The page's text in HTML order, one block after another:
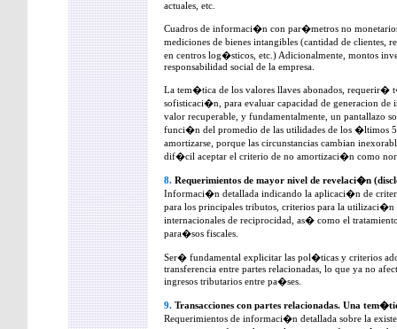
actuales, etc.
Cuadros de informaci�n con par�metros no
mediciones de bienes intangibles (cantidad de clientes,
en centros log�sticos, etc.) Adicionalmente, montos
responsabilidad social de la empresa.
La tem�tica de los valores llaves abonados, requerir�
sofisticaci�n, para evaluar capacidad de generacion de
valor recuperable, y fundamentalmente, un pantallazo
funci�n del promedio de las utilidades de los �ltimos
amortizarse, porque las circunstancias cambian
dif�cil aceptar el criterio de no amortizaci�n como
8. Requerimientos de mayor nivel de revelaci�n
Informaci�n detallada indicando la aplicaci�n de
para los principales tributos, criterios para la
internacionales de reciprocidad, as� como el
para�sos fiscales.
Ser� fundamental explicitar las pol�ticas y criterios
transferencia entre partes relacionadas, lo que ya no
ingresos tributarios entre pa�ses.
9. Transacciones con partes relacionadas. Una
Requerimientos de informaci�n detallada sobre la